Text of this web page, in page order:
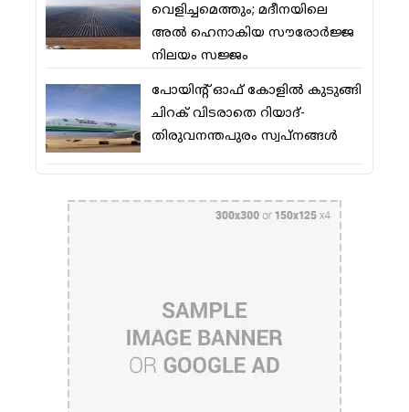
വെളിച്ചമെത്തും; മദീനയിലെ
അല്‍ ഹെനാകിയ സൗരോര്‍ജ്ജ
നിലയം സജ്ജം
പോയിന്റ് ഓഫ് കോളില്‍ കുടുങ്ങി
ചിറക് വിടരാതെ റിയാദ്-
തിരുവനന്തപുരം സ്വപ്നങ്ങള്‍